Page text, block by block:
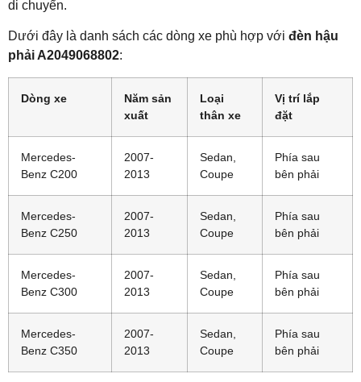
di chuyển.
Dưới đây là danh sách các dòng xe phù hợp với đèn hậu
phải A2049068802:
Dòng xe
Năm sản
xuất
Loại
thân xe
Vị trí lắp
đặt
Mercedes-
Benz C200
2007-
2013
Sedan,
Coupe
Phía sau
bên phải
Mercedes-
Benz C250
2007-
2013
Sedan,
Coupe
Phía sau
bên phải
Mercedes-
Benz C300
2007-
2013
Sedan,
Coupe
Phía sau
bên phải
Mercedes-
Benz C350
2007-
2013
Sedan,
Coupe
Phía sau
bên phải